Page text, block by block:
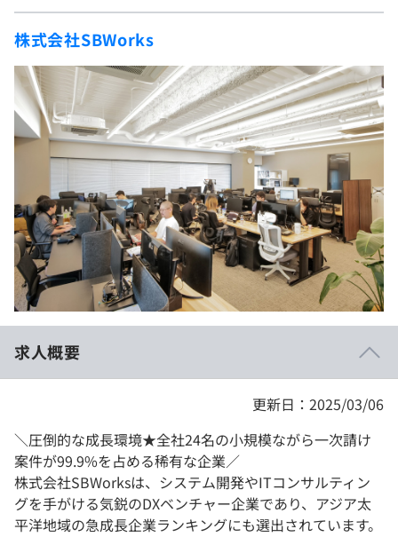
新卒エージェント
イベント・セミナー
インタビュー
4択課題
ナレッジ
リファレンス
個人向けプラン
法人向けプラン
学校向けプラン
契約内容・クーポン
評価結果一覧
再チャレンジ結果一覧
Tech Team Journal
paiza times
note
paizaとは？
株式会社SBWorks
求人概要
更新日：2025/03/06
＼圧倒的な成長環境★全社24名の小規模ながら一次請け
案件が99.9%を占める稀有な企業／
株式会社SBWorksは、システム開発やITコンサルティン
グを手がける気鋭のDXベンチャー企業であり、アジア太
平洋地域の急成長企業ランキングにも選出されています。